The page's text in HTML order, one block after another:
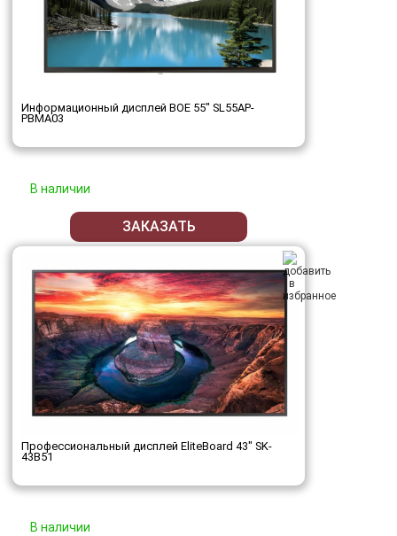
Информационный дисплей BOE 55" SL55AP-
PBMA03
В наличии
ЗАКАЗАТЬ
Профессиональный дисплей EliteBoard 43" SK-
43B51
В наличии